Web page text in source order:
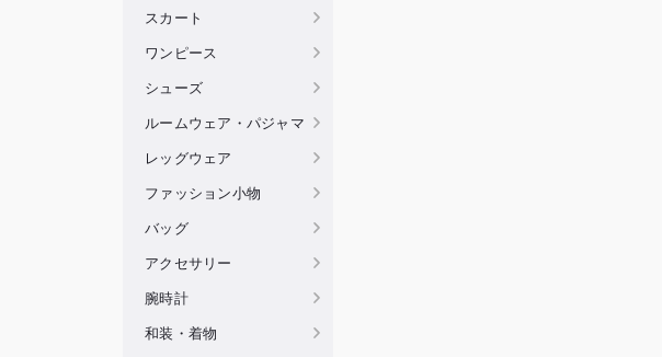
スカート
ワンピース
シューズ
ルームウェア・パジャマ
レッグウェア
ファッション小物
バッグ
アクセサリー
腕時計
和装・着物